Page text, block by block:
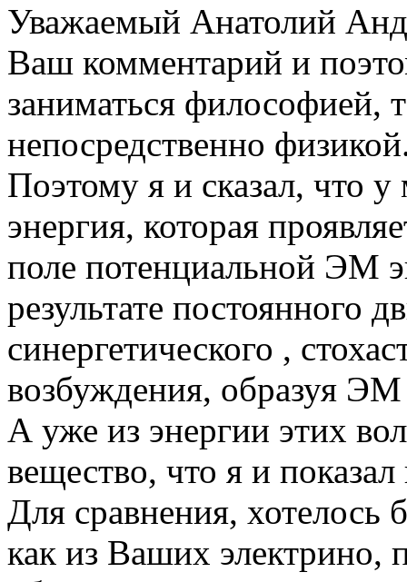
Уважаемый Анатолий
Ваш комментарий и
заниматься философией,
непосредственно
Поэтому я и сказал, что
энергия, которая
поле потенциальной ЭМ
результате постоянного
синергетического ,
возбуждения, образуя
А уже из энергии этих
вещество, что я и
Для сравнения,
как из Ваших электрино,